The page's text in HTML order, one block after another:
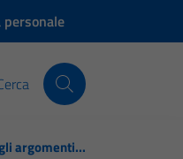
personale
argomenti...